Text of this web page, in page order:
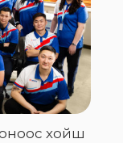
хойш